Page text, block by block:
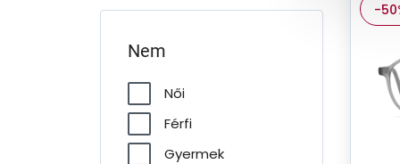
Nem
Női
Férfi
Gyermek
-